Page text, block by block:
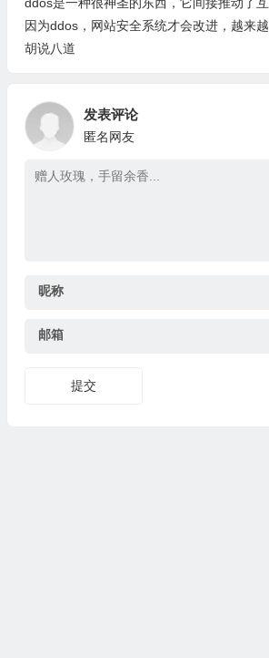
ddos是一种很神圣的东西，它间接推动了
因为ddos，网站安全系统才会改进，越来
胡说八道
发表评论
匿名网友
昵称
邮箱
提交